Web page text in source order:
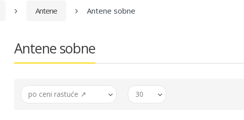
Antene Antene sobne
Antene sobne
po ceni rastuće ↗ 30